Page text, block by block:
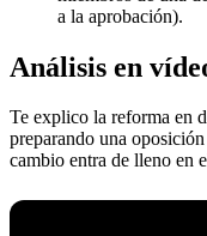
a la aprobación).
Análisis en
Te explico la reforma en
preparando una
cambio entra de lleno en